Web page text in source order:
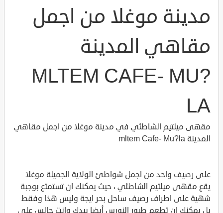
مدينة موغلا من اجمل
مقاهي المدينة
MLTEM CAFE- MU?
LA
مقهى ميلتيم الشاطئي في مدينة موغلا من اجمل مقاهي
المدينة mltem Cafe- Mu?la
على رصيف واحد من اجمل شواطئ الولاية الجميلة موغلا
يقع مقهى ميلتيم الشاطئي ، حيث يمكنك ان تستمتع بوجبة
شهية على اطراف رصيف ساحل بحر ايجة وليس هذا وفقط
بل يمكنك ان تطعم طيور النورس أيضا بيدك وانت جالس على